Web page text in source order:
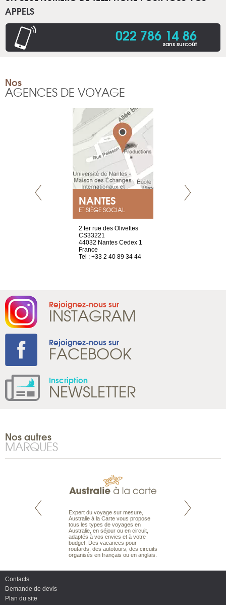
APPELS
022 786 14 86
sans surcoût
Nos
AGENCES DE VOYAGE
NANTES
ET SIÈGE SOCIAL
2 ter rue des Olivettes
CS33221
44032 Nantes Cedex 1
France
Tel : +33 2 40 89 34 44
Rejoignez-nous sur
INSTAGRAM
Rejoignez-nous sur
FACEBOOK
Inscription
NEWSLETTER
Nos autres
MARQUES
est le spécialiste
Expert du voyage sur mesure,
Australie à la Carte vous propose
tous les types de voyages en
Australie, en séjour ou en circuit,
adaptés à vos envies et à votre
budget. Des vacances pour
routards, des autotours, des circuits
organisés en français ou en anglais.
Parce qu'ils sont
Contacts
Demande de devis
Plan du site